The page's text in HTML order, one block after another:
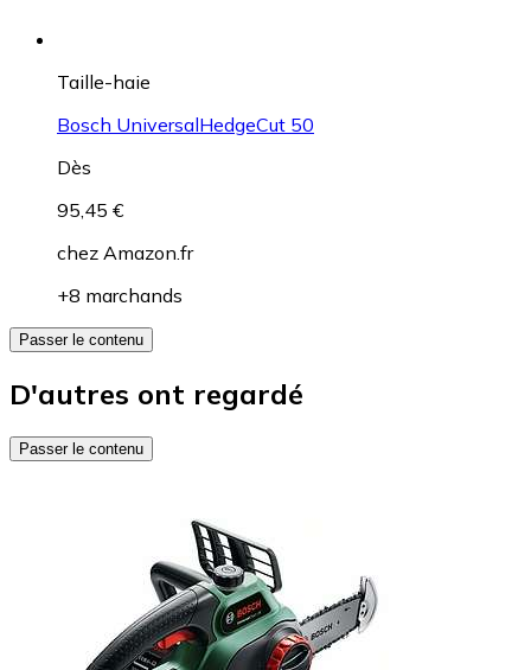
Taille-haie
Bosch UniversalHedgeCut 50
Dès
95,45 €
chez Amazon.fr
+8 marchands
Passer le contenu
D'autres ont regardé
Passer le contenu